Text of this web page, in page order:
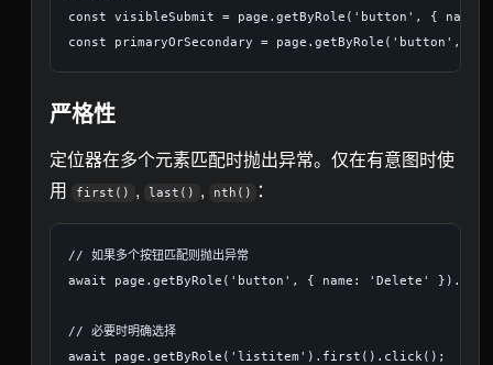
const visibleSubmit = page.getByRole('button', {
严格性
定位器在多个元素匹配时抛出异常。仅在有意图时使
用
first() , last() , nth() ：
// 如果多个按钮匹配则抛出异常
await page.getByRole('button', { name: 'Delete'
// 必要时明确选择
await page.getByRole('listitem').first().click();